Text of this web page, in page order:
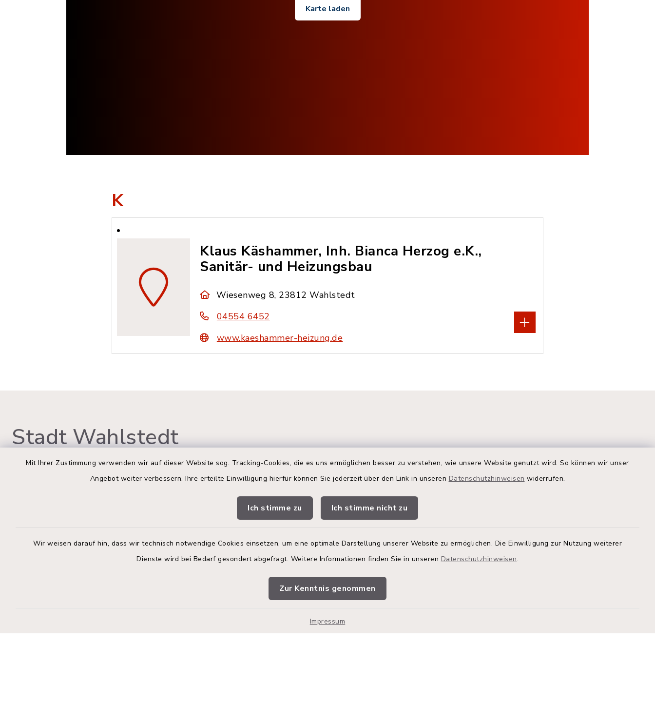
Mit Ihrer Zustimmung verwenden wir auf dieser Website sog. Tracking-Cookies, die es uns ermöglichen besser zu verstehen, wie unsere Website genutzt wird. So können wir unser
Angebot weiter verbessern. Ihre erteilte Einwilligung hierfür können Sie jederzeit über den Link in unseren Datenschutzhinweisen widerrufen.
Ich stimme zu Ich stimme nicht zu
Wir weisen darauf hin, dass wir technisch notwendige Cookies einsetzen, um eine optimale Darstellung unserer Website zu ermöglichen. Die Einwilligung zur Nutzung weiterer
Dienste wird bei Bedarf gesondert abgefragt. Weitere Informationen finden Sie in unseren Datenschutzhinweisen.
Zur Kenntnis genommen
Impressum
Karte laden
K
Klaus Käshammer, Inh. Bianca Herzog e.K.,
Sanitär- und Heizungsbau
Wiesenweg 8, 23812 Wahlstedt
04554 6452
www.kaeshammer-heizung.de
Stadt Wahlstedt
Rathaus Wahlstedt
04554 701-0
Öffnungszeiten
Montag bis Donnerstag:
Donnerstag zusätzlich:
14:00-18:00 Uhr
Buchen Sie Ihren Termin!
einen Termin im Rathaus zu
vereinbaren.
Online-Termin im Rathaus
vereinbaren.
Quicklinks